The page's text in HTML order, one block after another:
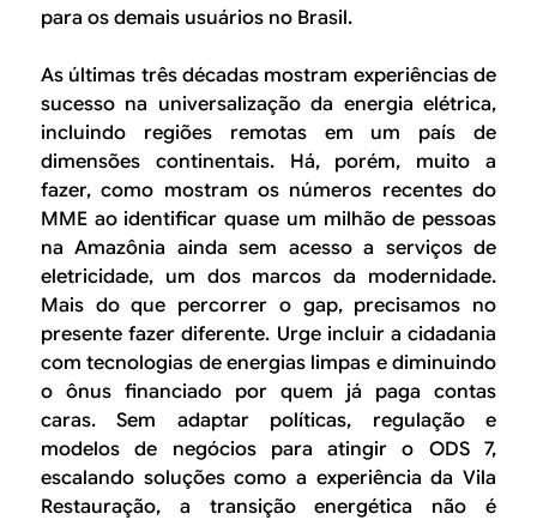
para os demais usuários no Brasil.
As últimas três décadas mostram experiências de
sucesso na universalização da energia elétrica,
incluindo regiões remotas em um país de
dimensões continentais. Há, porém, muito a
fazer, como mostram os números recentes do
MME ao identificar quase um milhão de pessoas
na Amazônia ainda sem acesso a serviços de
eletricidade, um dos marcos da modernidade.
Mais do que percorrer o gap, precisamos no
presente fazer diferente. Urge incluir a cidadania
com tecnologias de energias limpas e diminuindo
o ônus financiado por quem já paga contas
caras. Sem adaptar políticas, regulação e
modelos de negócios para atingir o ODS 7,
escalando soluções como a experiência da Vila
Restauração, a transição energética não é